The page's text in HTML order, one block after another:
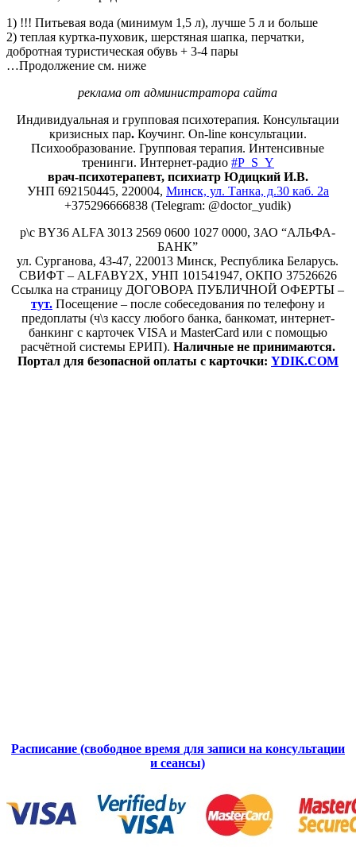
1) !!! Питьевая вода (минимум 1,5 л), лучше 5 л и больше
2) теплая куртка-пуховик, шерстяная шапка, перчатки,
добротная туристическая обувь + 3-4 пары
…Продолжение см. ниже
реклама от администратора сайта
Индивидуальная и групповая психотерапия. Консультации
кризисных пар. Коучинг. On-line консультации.
Психообразование. Групповая терапия. Интенсивные
тренинги. Интернет-радио #P_S_Y
врач-психотерапевт, психиатр Юдицкий И.В.
УНП 692150445, 220004, Минск, ул. Танка, д.30 каб. 2а
+375296666838 (Telegram: @doctor_yudik)
р\с BY36 ALFA 3013 2569 0600 1027 0000, ЗАО “АЛЬФА-
БАНК”
ул. Сурганова, 43-47, 220013 Минск, Республика Беларусь.
СВИФТ – ALFABY2X, УНП 101541947, ОКПО 37526626
Ссылка на страницу ДОГОВОРА ПУБЛИЧНОЙ ОФЕРТЫ –
тут. Посещение – после собеседования по телефону и
предоплаты (ч\з кассу любого банка, банкомат, интернет-
банкинг с карточек VISA и MasterCard или с помощью
расчётной системы ЕРИП). Наличные не принимаются.
Портал для безопасной оплаты с карточки: YDIK.COM
Расписание (свободное время для записи на консультации
и сеансы)